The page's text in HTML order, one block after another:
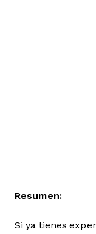
Resumen:
Si ya tienes